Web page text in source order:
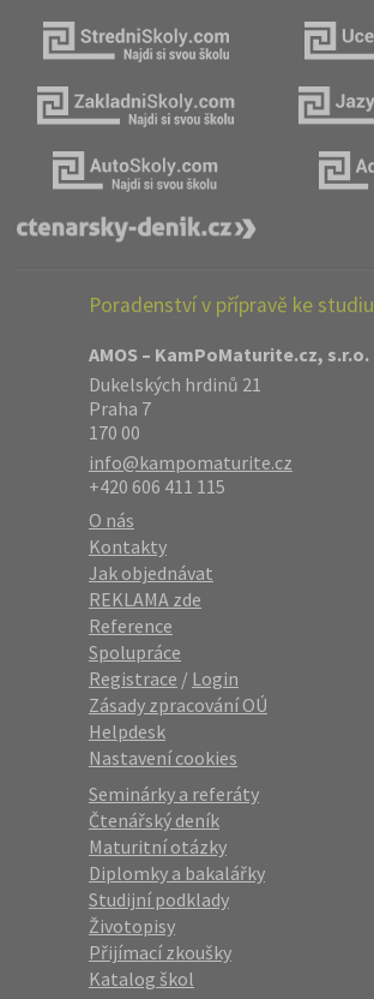
Poradenství v přípravě ke studiu
AMOS – KamPoMaturite.cz, s.r.o.
Dukelských hrdinů 21
Praha 7
170 00
info@kampomaturite.cz
+420 606 411 115
O nás
Kontakty
Jak objednávat
REKLAMA zde
Reference
Spolupráce
Registrace / Login
Zásady zpracování OÚ
Helpdesk
Nastavení cookies
Seminárky a referáty
Čtenářský deník
Maturitní otázky
Diplomky a bakalářky
Studijní podklady
Životopisy
Přijímací zkoušky
Katalog škol